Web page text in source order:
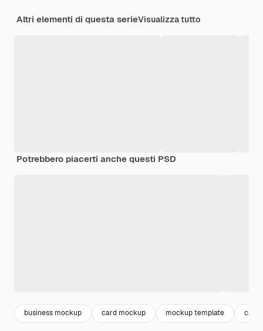
Altri elementi di questa serieVisualizza tutto
Potrebbero piacerti anche questi PSD
business mockup card mockup mockup template card